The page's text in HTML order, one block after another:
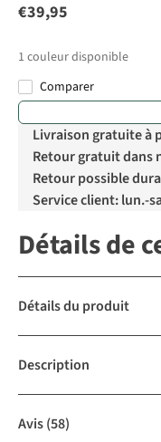
€39,95
1 couleur disponible
Comparer
Livraison gratuite à
Retour gratuit dans
Retour possible
Service client: lun.-
Détails de
Détails du produit
Description
Avis(58)